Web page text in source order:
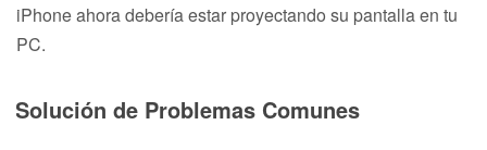
iPhone ahora debería estar proyectando su pantalla en tu
PC.
Solución de Problemas Comunes